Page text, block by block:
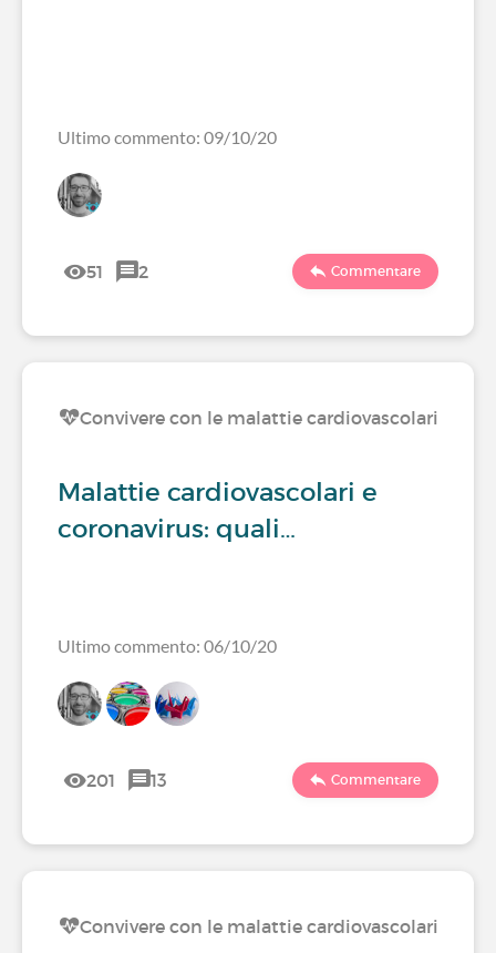
Ultimo commento: 09/10/20
51 2 Commentare
Convivere con le malattie cardiovascolari
Malattie cardiovascolari e
coronavirus: quali…
Ultimo commento: 06/10/20
201 13 Commentare
Convivere con le malattie cardiovascolari